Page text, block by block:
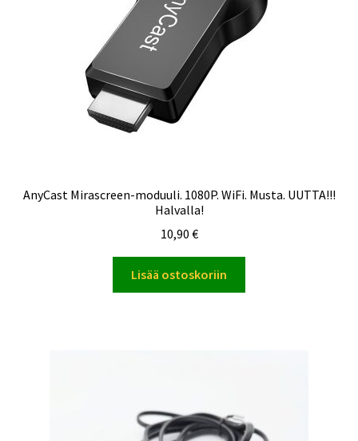
AnyCast Mirascreen-moduuli. 1080P. WiFi. Musta. UUTTA!!!
Halvalla!
10,90 €
Lisää ostoskoriin